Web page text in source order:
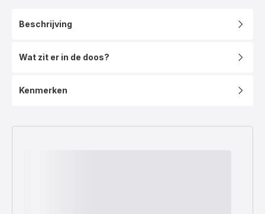
Beschrijving
Wat zit er in de doos?
Kenmerken